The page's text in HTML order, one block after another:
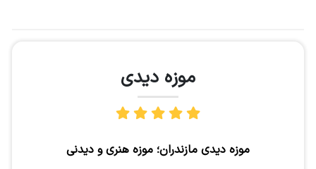
موزه دیدی
موزه دیدی مازندران؛ موزه هنری و دیدنی